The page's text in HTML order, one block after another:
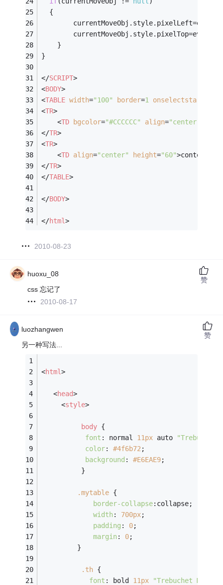
  {
    }
}
</SCRIPT>
<BODY>
<TABLE width="100" border=1 onselectstart
<TR>
<TD bgcolor="#CCCCCC" align="center"
</TR>
<TR>
<TD align="center" height="60">content
</TR>
</TABLE>
</BODY>
</html>
2010-08-23
huoxu_08
css 忘记了
2010-08-17
赞
luozhangwen
另一种写法...
<html>
<head>
<style>
body {
font : normal 11px auto
"Trebuchet
color: #4f6b72 ;
background : #E6EAE9;
          }
.mytable {
border-collapse:collapse;
width: 700px;
padding : 0;
margin: 0;
         }
.th {
font : bold 11px "Trebuchet MS"
赞